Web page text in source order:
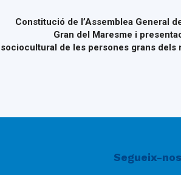
Constitució de l’Assemblea General
Gran del Maresme i
sociocultural de les persones grans dels
Segueix-nos